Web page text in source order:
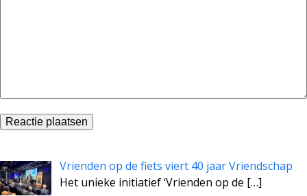
Vrienden op de fiets viert 40 jaar Vriendschap
Het unieke initiatief ‘Vrienden op de […]